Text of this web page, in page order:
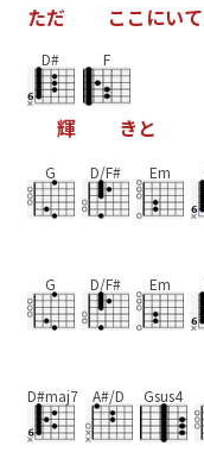
ただ こ こ にいて
D#
輝
F
き と
G D/F# Em
G D/F# Em
D#maj7 A#/D Gsus4